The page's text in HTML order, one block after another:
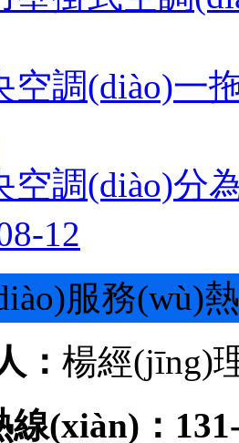
空調(diào)一
空調(diào)分
12
服務(wù)
： 楊經(jīng)
(xiàn)：